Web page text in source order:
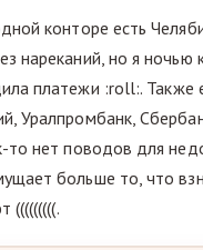
конторе есть
нареканий, но я ночью
платежи :roll:. Также
Уралпромбанк,
то нет поводов для
больше то, что
(((((((((.